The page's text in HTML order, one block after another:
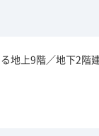
地上9階／地下2階